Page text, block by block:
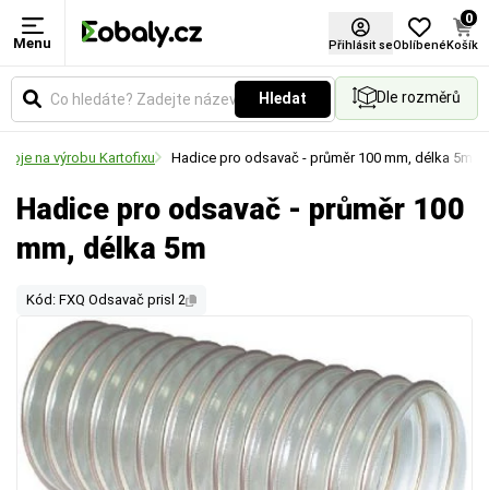
Menu Přihlásit seOblíbené
0
Košík
Hledat Dle rozměrů
na výrobu Kartofixu Hadice pro odsavač - průměr 100 mm, délka 5m
Hadice pro odsavač - průměr 100
mm, délka 5m
Kód: FXQ Odsavač prisl 2